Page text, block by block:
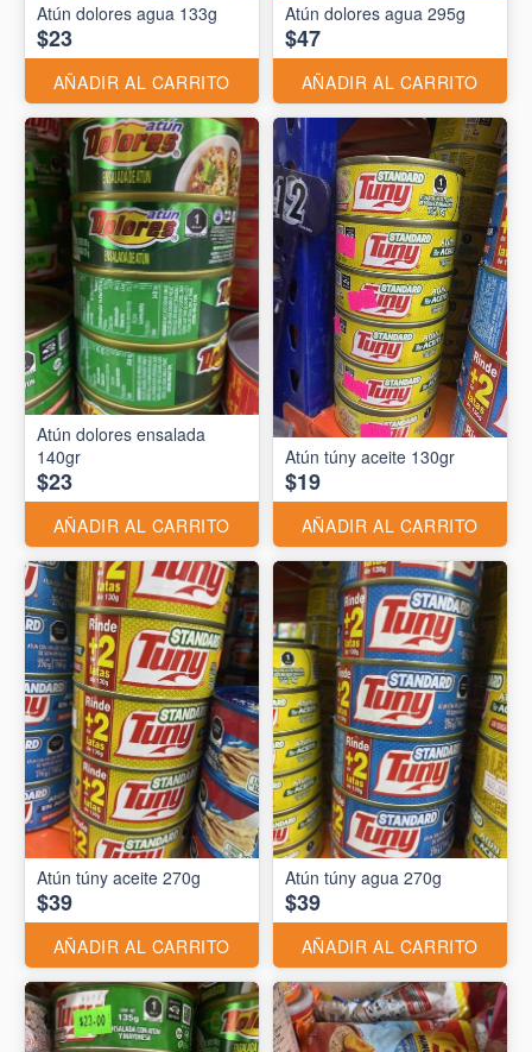
Atún dolores agua 133g
$23
AÑADIR AL CARRITO
Atún dolores agua 295g
$47
AÑADIR AL CARRITO
Atún dolores ensalada
140gr
$23
AÑADIR AL CARRITO
Atún túny aceite 130gr
$19
AÑADIR AL CARRITO
Atún túny aceite 270g
$39
AÑADIR AL CARRITO
Atún túny agua 270g
$39
AÑADIR AL CARRITO